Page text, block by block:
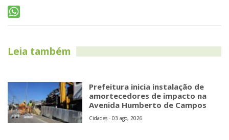
Leia também
Prefeitura inicia instalação de
amortecedores de impacto na
Avenida Humberto de Campos
Cidades - 03 ago, 2026